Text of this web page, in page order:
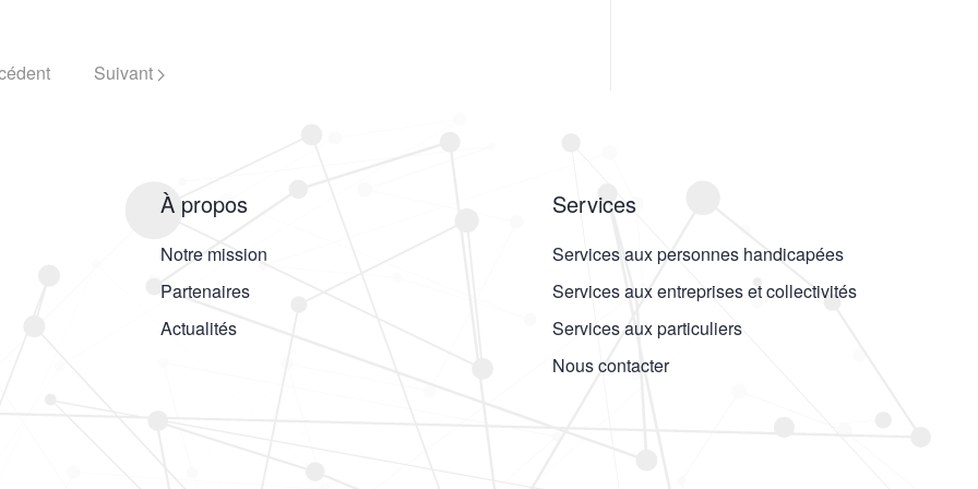
Suivant
À propos
Notre mission
Partenaires
Actualités
Services
Services aux personnes handicapées
Services aux entreprises et collectivités
Services aux particuliers
Nous contacter